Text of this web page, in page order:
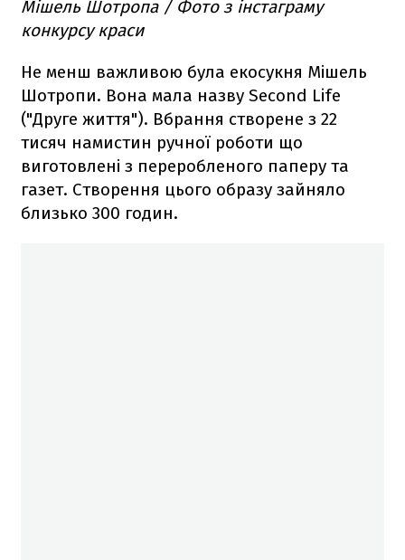
Мішель Шотропа / Фото з інстаграму
конкурсу краси
Не менш важливою була екосукня Мішель
Шотропи. Вона мала назву Second Life
("Друге життя"). Вбрання створене з 22
тисяч намистин ручної роботи що
виготовлені з переробленого паперу та
газет. Створення цього образу зайняло
близько 300 годин.